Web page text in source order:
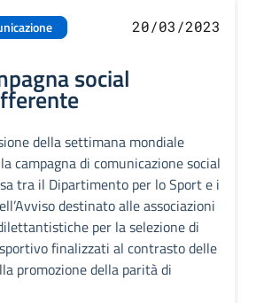
20/03/2023
social
della settimana mondiale
campagna di comunicazione social
tra il Dipartimento per lo Sport e i
destinato alle associazioni
per la selezione di
finalizzati al contrasto delle
promozione della parità di